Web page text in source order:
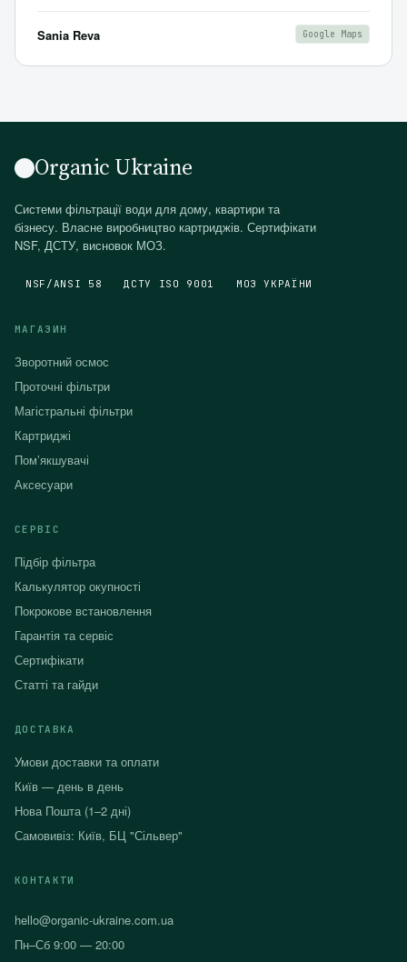
Sania Reva Google Maps
Organic Ukraine
Системи фільтрації води для дому, квартири та
бізнесу. Власне виробництво картриджів. Сертифікати
NSF, ДСТУ, висновок МОЗ.
NSF/ANSI 58 ДСТУ ISO 9001 МОЗ УКРАЇНИ
МАГАЗИН
Зворотний осмос
Проточні фільтри
Магістральні фільтри
Картриджі
Помʼякшувачі
Аксесуари
СЕРВІС
Підбір фільтра
Калькулятор окупності
Покрокове встановлення
Гарантія та сервіс
Сертифікати
Статті та гайди
ДОСТАВКА
Умови доставки та оплати
Київ — день в день
Нова Пошта (1–2 дні)
Самовивіз: Київ, БЦ "Сільвер"
КОНТАКТИ
hello@organic-ukraine.com.ua
Пн–Сб 9:00 — 20:00